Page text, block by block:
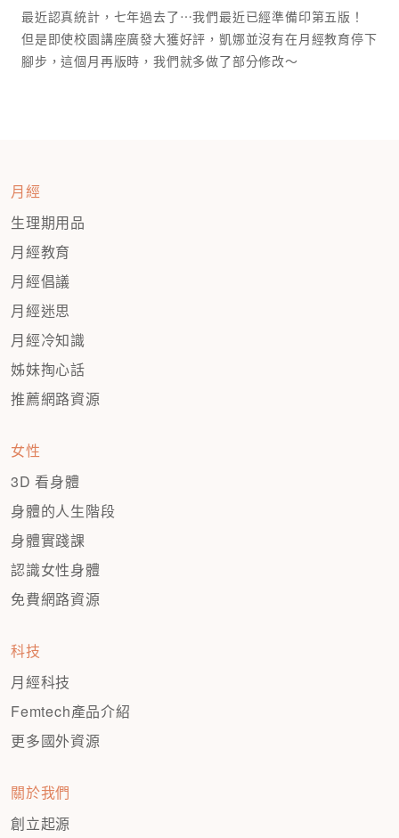
最近認真統計，七年過去了⋯我們最近已經準備印第五版！
但是即使校園講座廣發大獲好評，凱娜並沒有在月經教育停下
腳步，這個月再版時，我們就多做了部分修改～
月經
生理期用品
月經教育
月經倡議
月經迷思
月經冷知識
姊妹掏心話
推薦網路資源
女性
3D 看身體
身體的人生階段
身體實踐課
認識女性身體
免費網路資源
科技
月經科技
Femtech產品介紹
更多國外資源
關於我們
創立起源